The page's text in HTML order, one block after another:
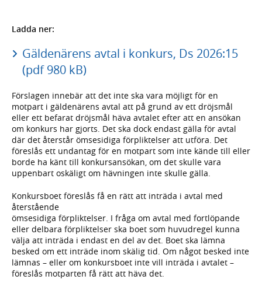
Ladda ner:
Gäldenärens avtal i konkurs, Ds 2026:15
(pdf 980 kB)
Förslagen innebär att det inte ska vara möjligt för en
motpart i gäldenärens avtal att på grund av ett dröjsmål
eller ett befarat dröjsmål häva avtalet efter att en ansökan
om konkurs har gjorts. Det ska dock endast gälla för avtal
där det återstår ömsesidiga förpliktelser att utföra. Det
föreslås ett undantag för en motpart som inte kände till eller
borde ha känt till konkursansökan, om det skulle vara
uppenbart oskäligt om hävningen inte skulle gälla.
Konkursboet föreslås få en rätt att inträda i avtal med
återstående
ömsesidiga förpliktelser. I fråga om avtal med fortlöpande
eller delbara förpliktelser ska boet som huvudregel kunna
välja att inträda i endast en del av det. Boet ska lämna
besked om ett inträde inom skälig tid. Om något besked inte
lämnas – eller om konkursboet inte vill inträda i avtalet –
föreslås motparten få rätt att häva det.